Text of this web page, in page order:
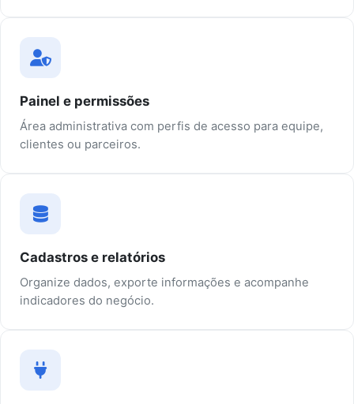
Painel e permissões
Área administrativa com perfis de acesso para equipe,
clientes ou parceiros.
Cadastros e relatórios
Organize dados, exporte informações e acompanhe
indicadores do negócio.